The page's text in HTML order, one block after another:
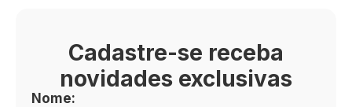
Cadastre-se receba
novidades exclusivas
Nome: